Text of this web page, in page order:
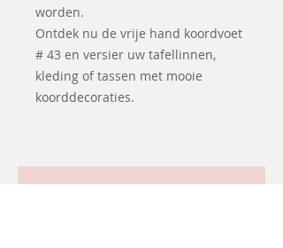
worden.
Ontdek nu de vrije hand koordvoet
# 43 en versier uw tafellinnen,
kleding of tassen met mooie
koorddecoraties.